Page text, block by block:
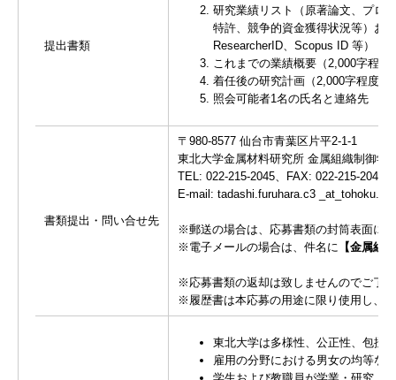
提出書類
研究業績リスト（原著論文、プロ
特許、競争的資金獲得状況等）お
ResearcherID、Scopus ID 等）
これまでの業績概要（2,000字程
着任後の研究計画（2,000字程度）
照会可能者1名の氏名と連絡先
書類提出・問い合せ先
〒980-8577 仙台市青葉区片平2-1-1
東北大学金属材料研究所 金属組織制御学
TEL: 022-215-2045、FAX: 022-215-2046
E-mail: tadashi.furuhara.c3
※郵送の場合は、応募書類の封筒表面に「
※電子メールの場合は、件名に 【金属組
※応募書類の返却は致しませんのでご了
※履歴書は本応募の用途に限り使用し、
東北大学は多様性、公正性、包摂
雇用の分野における男女の均等な